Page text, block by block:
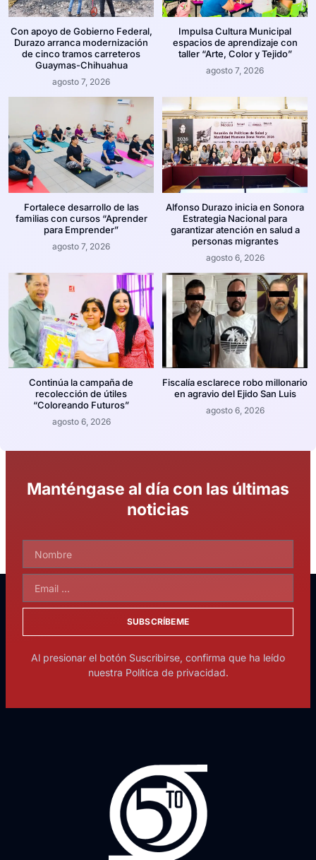
Con apoyo de Gobierno Federal,
Durazo arranca modernización
de cinco tramos carreteros
Guaymas-Chihuahua
agosto 7, 2026
Impulsa Cultura Municipal
espacios de aprendizaje con
taller “Arte, Color y Tejido”
agosto 7, 2026
Fortalece desarrollo de las
familias con cursos “Aprender
para Emprender”
agosto 7, 2026
Alfonso Durazo inicia en Sonora
Estrategia Nacional para
garantizar atención en salud a
personas migrantes
agosto 6, 2026
Continúa la campaña de
recolección de útiles
“Coloreando Futuros”
agosto 6, 2026
Fiscalía esclarece robo millonario
en agravio del Ejido San Luis
agosto 6, 2026
Manténgase al día con las últimas
noticias
SUBSCRÍBEME
Al presionar el botón Suscribirse, confirma que ha leído
nuestra Política de privacidad.